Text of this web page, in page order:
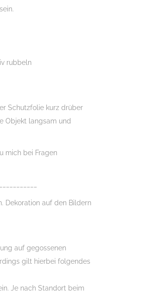
rubbeln
Schutzfolie kurz drüber
Objekt langsam und
mich bei Fragen
Dekoration auf den Bildern
auf gegossenen
gilt hierbei folgendes
Je nach Standort beim